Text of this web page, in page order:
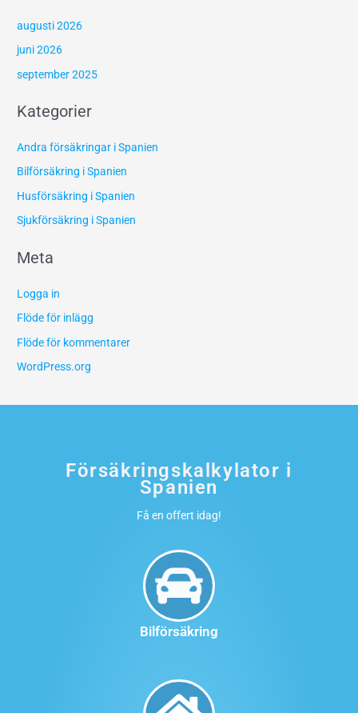
augusti 2026
juni 2026
september 2025
Kategorier
Andra försäkringar i Spanien
Bilförsäkring i Spanien
Husförsäkring i Spanien
Sjukförsäkring i Spanien
Meta
Logga in
Flöde för inlägg
Flöde för kommentarer
WordPress.org
Försäkringskalkylator i
Spanien
Få en offert idag!
Bilförsäkring